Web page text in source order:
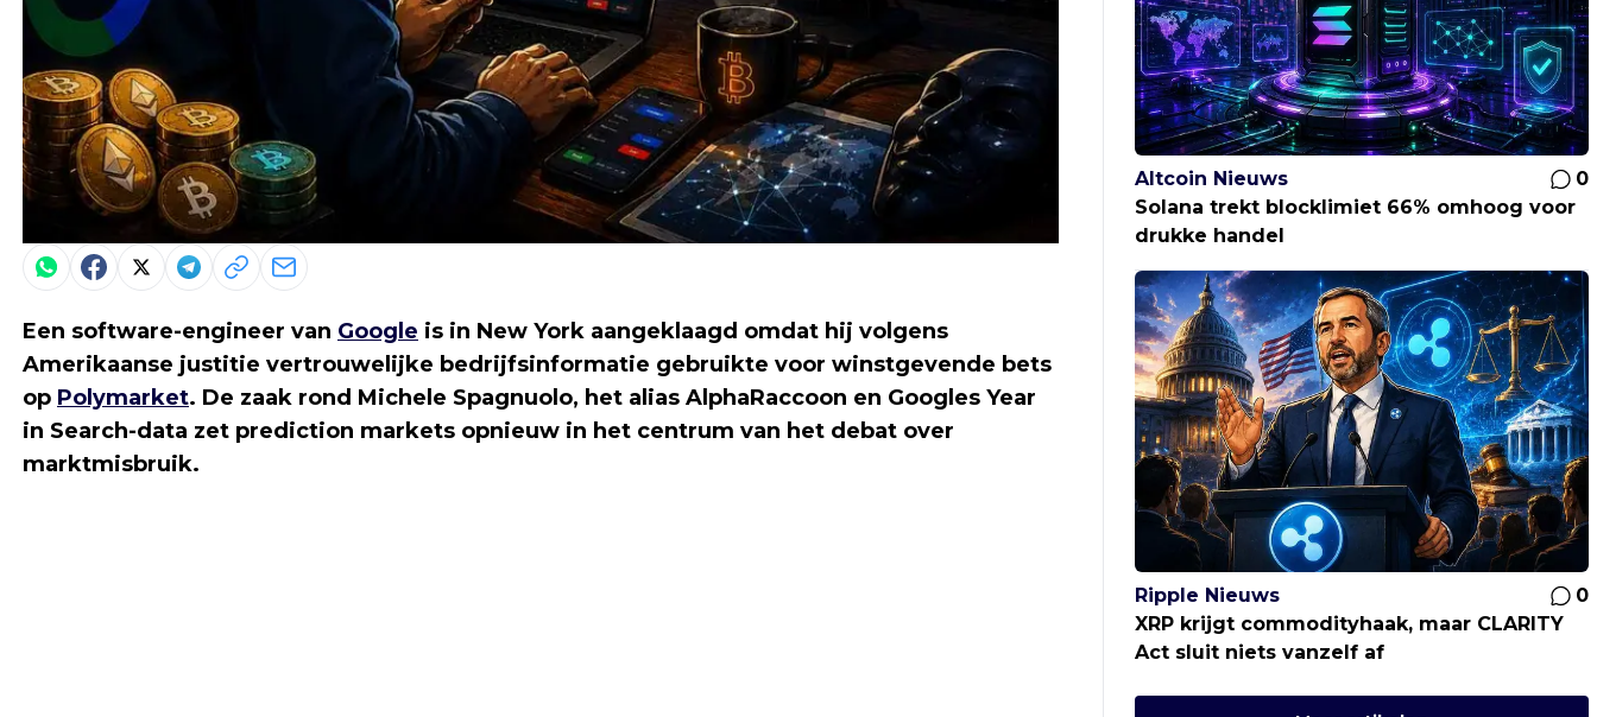
Een software-engineer van Google is in New York aangeklaagd omdat hij volgens
Amerikaanse justitie vertrouwelijke bedrijfsinformatie gebruikte voor winstgevende bets
op Polymarket. De zaak rond Michele Spagnuolo, het alias AlphaRaccoon en Googles Year
in Search-data zet prediction markets opnieuw in het centrum van het debat over
marktmisbruik.
Altcoin Nieuws
0
Solana trekt blocklimiet 66% omhoog voor
drukke handel
Ripple Nieuws
0
XRP krijgt commodityhaak, maar CLARITY
Act sluit niets vanzelf af